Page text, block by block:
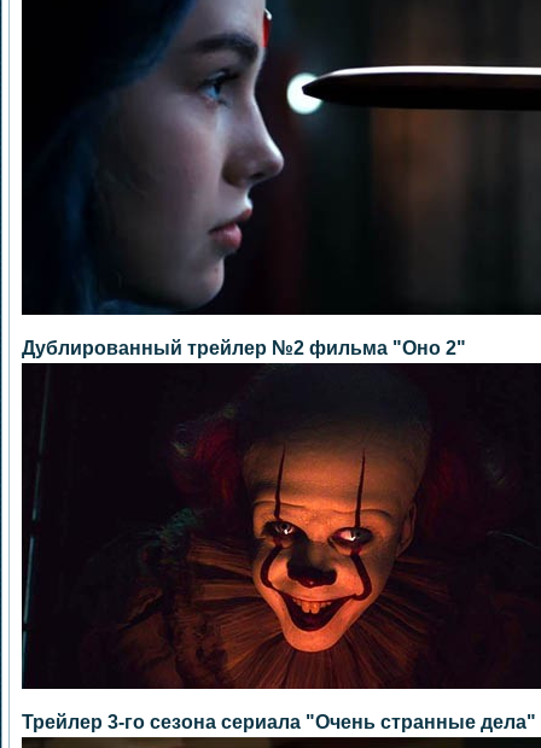
Дублированный трейлер №2 фильма "Оно 2"
Трейлер 3-го сезона сериала "Очень странные дела"